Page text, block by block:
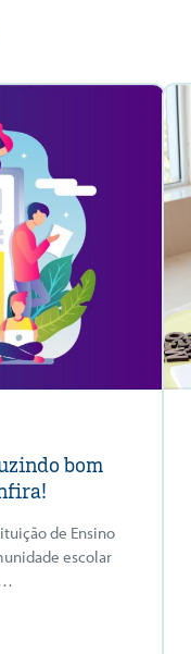
bom
de Ensino
escolar